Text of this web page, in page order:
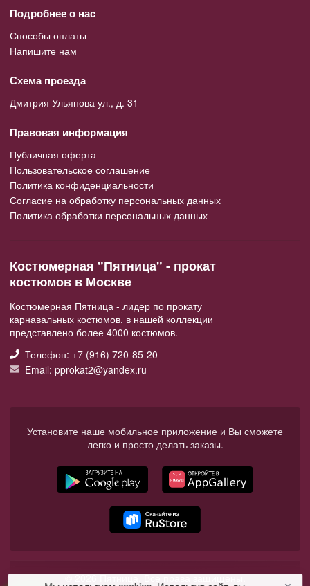
Подробнее о нас
Способы оплаты
Напишите нам
Схема проезда
Дмитрия Ульянова ул., д. 31
Правовая информация
Публичная оферта
Пользовательское соглашение
Политика конфиденциальности
Согласие на обработку персональных данных
Политика обработки персональных данных
Костюмерная "Пятница" - прокат
костюмов в Москве
Костюмерная Пятница - лидер по прокату
карнавальных костюмов, в нашей коллекции
представлено более 4000 костюмов.
Телефон: +7 (916) 720-85-20
Email: pprokat2@yandex.ru
Установите наше мобильное приложение и Вы сможете
легко и просто делать заказы.
© 2026 Пятница. Все права защищены.